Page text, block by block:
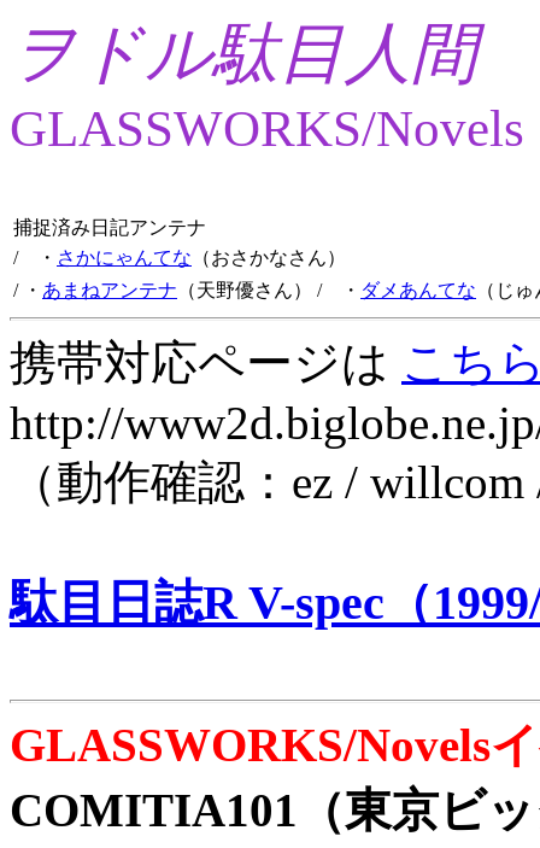
ヲドル駄目人間
GLASSWORKS/Novels
捕捉済み日記アンテナ
/ ・ さかにゃんてな （おさかなさん）
/ ・ あまねアンテナ （天野優さん） / ・ ダメあんてな （じ
携帯対応ページは こち
http://
（動作確認：ez /
駄目日誌R V-spec（
GLASSWORKS/Novels
COMITIA101（東京ビ